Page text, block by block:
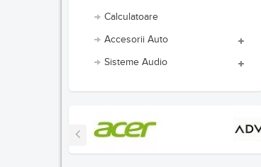
Calculatoare
Accesorii Auto
Sisteme Audio